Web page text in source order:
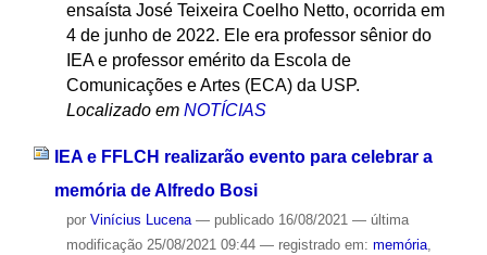
ensaísta José Teixeira Coelho Netto, ocorrida em
4 de junho de 2022. Ele era professor sênior do
IEA e professor emérito da Escola de
Comunicações e Artes (ECA) da USP.
Localizado em NOTÍCIAS
IEA e FFLCH realizarão evento para celebrar a
memória de Alfredo Bosi
por Vinícius Lucena — publicado16/08/2021 — última
modificação25/08/2021 09:44 — registrado em: memória,